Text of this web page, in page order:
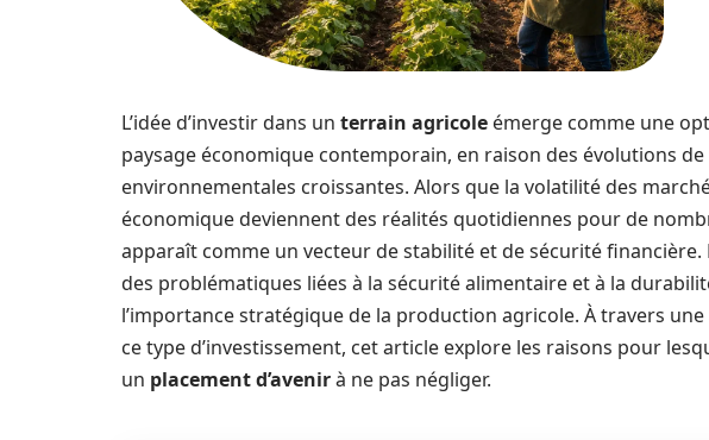
L’idée d’investir dans un terrain agricole émerge comme une
paysage économique contemporain, en raison des évolutions
environnementales croissantes. Alors que la volatilité des
économique deviennent des réalités quotidiennes pour de
apparaît comme un vecteur de stabilité et de sécurité financière.
des problématiques liées à la sécurité alimentaire et à la
l’importance stratégique de la production agricole. À travers
ce type d’investissement, cet article explore les raisons pour
un placement d’avenirà ne pas négliger.